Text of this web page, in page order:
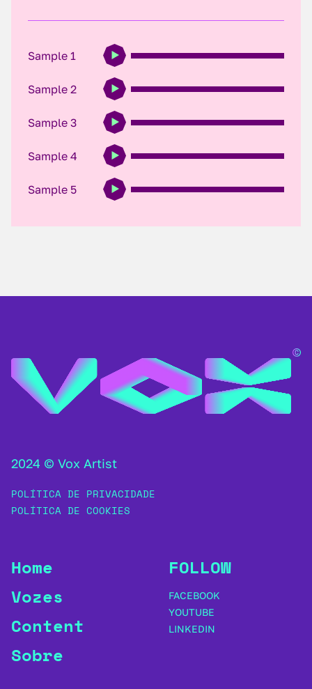
Sample 1
Sample 2
Sample 3
Sample 4
Sample 5
2024 © Vox Artist
POLÍTICA DE PRIVACIDADE
POLÍTICA DE COOKIES
Home
Vozes
Content
Sobre
FOLLOW
FACEBOOK
YOUTUBE
LINKEDIN